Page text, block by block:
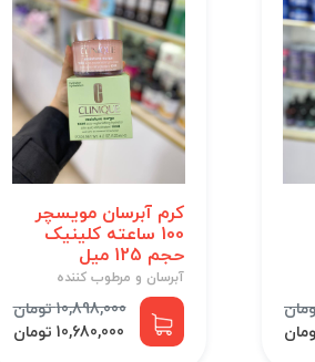
کرم آبرسان مویسچر
100 ساعته کلینیک
حجم 125 میل
آبرسان و مرطوب کننده
10,898,000 تومان
10,680,000 تومان